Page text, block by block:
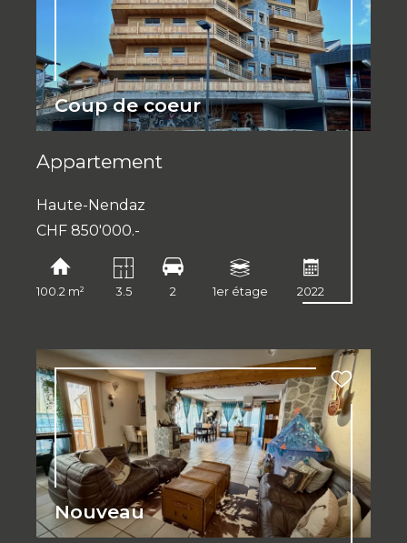
Coup de coeur
Appartement
Haute-Nendaz
CHF 850'000.-
100.2 m² 3.5 2 1er étage 2022
Nouveau